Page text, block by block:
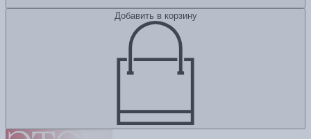
Добавить в корзину